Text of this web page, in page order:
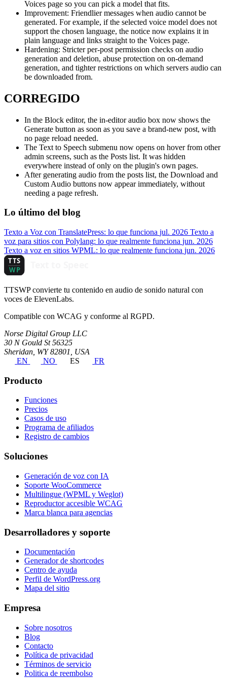
Voices page so you can pick a model that fits.
Improvement: Friendlier messages when audio cannot be
generated. For example, if the selected voice model does not
support the chosen language, the notice now explains it in
plain language and links straight to the Voices page.
Hardening: Stricter per-post permission checks on audio
generation and deletion, abuse protection on on-demand
generation, and tighter restrictions on which servers audio can
be downloaded from.
CORREGIDO
In the Block editor, the in-editor audio box now shows the
Generate button as soon as you save a brand-new post, with
no page reload needed.
The Text to Speech submenu now opens on hover from other
admin screens, such as the Posts list. It was hidden
everywhere instead of only on the plugin's own pages.
After generating audio from the posts list, the Download and
Custom Audio buttons now appear immediately, without
needing a page refresh.
Lo último del blog
Texto a Voz con TranslatePress: lo que funciona jul. 2026 Texto a
voz para sitios con Polylang: lo que realmente funciona jun. 2026
Texto a voz en sitios WPML: lo que realmente funciona jun. 2026
TTSWP convierte tu contenido en audio de sonido natural con
voces de ElevenLabs.
Compatible con WCAG y conforme al RGPD.
Norse Digital Group LLC
30 N Gould St 56325
Sheridan, WY 82801, USA
EN
NO ES FR
Producto
Funciones
Precios
Casos de uso
Programa de afiliados
Registro de cambios
Soluciones
Generación de voz con IA
Soporte WooCommerce
Multilingue (WPML y Weglot)
Reproductor accesible WCAG
Marca blanca para agencias
Desarrolladores y soporte
Documentación
Generador de shortcodes
Centro de ayuda
Perfil de WordPress.org
Mapa del sitio
Empresa
Sobre nosotros
Blog
Contacto
Política de privacidad
Términos de servicio
Politica de reembolso